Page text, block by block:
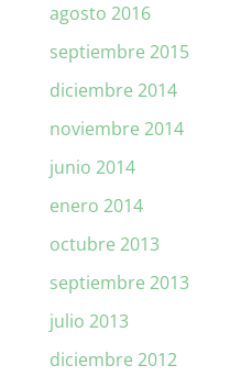
agosto 2016
septiembre 2015
diciembre 2014
noviembre 2014
junio 2014
enero 2014
octubre 2013
septiembre 2013
julio 2013
diciembre 2012